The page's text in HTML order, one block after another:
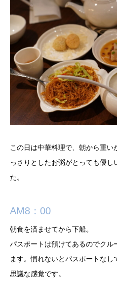
この日は中華料理で、朝から重
っさりとしたお粥がとっても優し
た。
AM8：00
朝食を済ませてから下船。
パスポートは預けてあるのでクル
ます。慣れないとパスポートな
思議な感覚です。